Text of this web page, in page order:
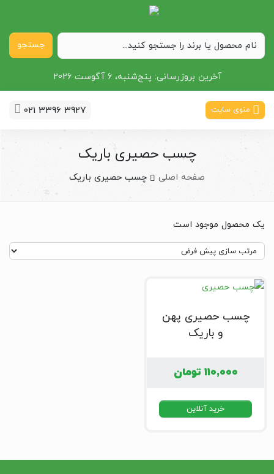
جستجو
آخرین بروزرسانی: پنج‌شنبه، 6 آگوست 2026
منوی سایت 021 3396 3927
چسب حصیری باریک
صفحه اصلی چسب حصیری باریک
یک محصول موجود است
چسب حصیری پهن
و باریک
۱۱۰,۰۰۰ تومان
خرید آنلاین